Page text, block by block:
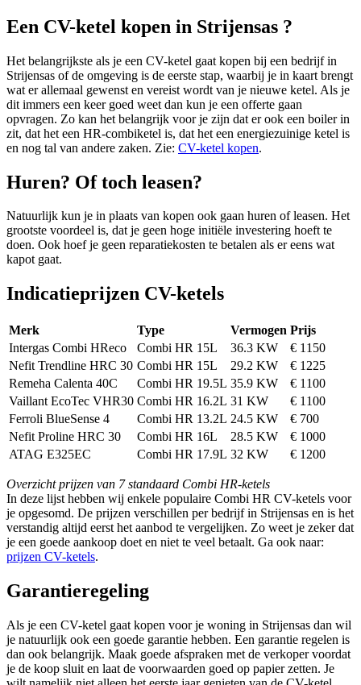
Een CV-ketel kopen in Strijensas ?
Het belangrijkste als je een CV-ketel gaat kopen bij een bedrijf in
Strijensas of de omgeving is de eerste stap, waarbij je in kaart brengt
wat er allemaal gewenst en vereist wordt van je nieuwe ketel. Als je
dit immers een keer goed weet dan kun je een offerte gaan
opvragen. Zo kan het belangrijk voor je zijn dat er ook een boiler in
zit, dat het een HR-combiketel is, dat het een energiezuinige ketel is
en nog tal van andere zaken. Zie: CV-ketel kopen.
Huren? Of toch leasen?
Natuurlijk kun je in plaats van kopen ook gaan huren of leasen. Het
grootste voordeel is, dat je geen hoge initiële investering hoeft te
doen. Ook hoef je geen reparatiekosten te betalen als er eens wat
kapot gaat.
Indicatieprijzen CV-ketels
Merk Type Vermogen Prijs
Intergas Combi HReco
Combi HR 15L 36.3 KW
€ 1150
Nefit Trendline HRC 30 Combi HR 15L 29.2 KW
€ 1225
Remeha Calenta 40C
Combi HR 19.5L 35.9 KW
€ 1100
Vaillant EcoTec VHR30 Combi HR 16.2L 31 KW
€ 1100
Ferroli BlueSense 4
Combi HR 13.2L 24.5 KW
€ 700
Nefit Proline HRC 30
Combi HR 16L 28.5 KW
€ 1000
ATAG E325EC
Combi HR 17.9L 32 KW € 1200
Overzicht prijzen van 7 standaard Combi HR-ketels
In deze lijst hebben wij enkele populaire Combi HR CV-ketels voor
je opgesomd. De prijzen verschillen per bedrijf in Strijensas en is het
verstandig altijd eerst het aanbod te vergelijken. Zo weet je zeker dat
je een goede aankoop doet en niet te veel betaalt. Ga ook naar:
prijzen CV-ketels.
Garantieregeling
Als je een CV-ketel gaat kopen voor je woning in Strijensas dan wil
je natuurlijk ook een goede garantie hebben. Een garantie regelen is
dan ook belangrijk. Maak goede afspraken met de verkoper voordat
je de koop sluit en laat de voorwaarden goed op papier zetten. Je